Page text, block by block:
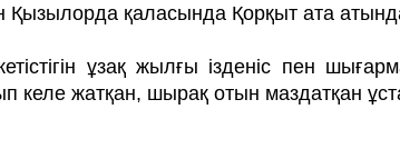
Қызылорда қа­ласында Қорқыт ата
ұзақ жылғы із­деніс пен
келе жатқан, шырақ отын маздатқан